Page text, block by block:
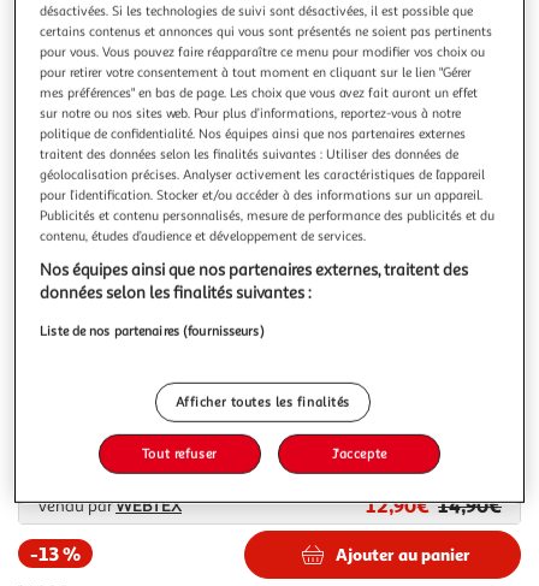
PIERRE CARDIN
Lot de 5 Paires de chaussettes tiges courtes unies
modèle PC 0372
Découvrez le confort et l'élégance intemporelle avec le lot
de 5 paires de socquettes Pierre Cardin. Conçues
spécifiquement pour les hommes qui valorisent à la fois le
style et le confort au quotidien, ces chaussettes basses noir
bleu et gris, confectionnées en coton peigné sont
l'incarnation de la
En savoir +
Vendu parWEBTEX
Couleur
Noir
40/46
Livraison dès 4/5 jours
4,90€
Plus d'options
Vendu parWEBTEX 12,90€ 14,90€
-13 %
Ajouter au panier
désactivées. Si les technologies de suivi sont désactivées, il est possible que
certains contenus et annonces qui vous sont présentés ne soient pas pertinents
pour vous. Vous pouvez faire réapparaître ce menu pour modifier vos choix ou
pour retirer votre consentement à tout moment en cliquant sur le lien "Gérer
mes préférences" en bas de page. Les choix que vous avez fait auront un effet
sur notre ou nos sites web. Pour plus d’informations, reportez-vous à notre
politique de confidentialité. Nos équipes ainsi que nos partenaires externes
traitent des données selon les finalités suivantes : Utiliser des données de
géolocalisation précises. Analyser activement les caractéristiques de l’appareil
pour l’identification. Stocker et/ou accéder à des informations sur un appareil.
Publicités et contenu personnalisés, mesure de performance des publicités et du
contenu, études d’audience et développement de services.
Nos équipes ainsi que nos partenaires externes, traitent des
données selon les finalités suivantes :
Liste de nos partenaires (fournisseurs)
Afficher toutes les finalités
Tout refuser J'accepte